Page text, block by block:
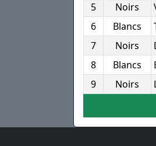
5
Noirs
6
Blancs
7
Noirs
8
Blancs
9
Noirs